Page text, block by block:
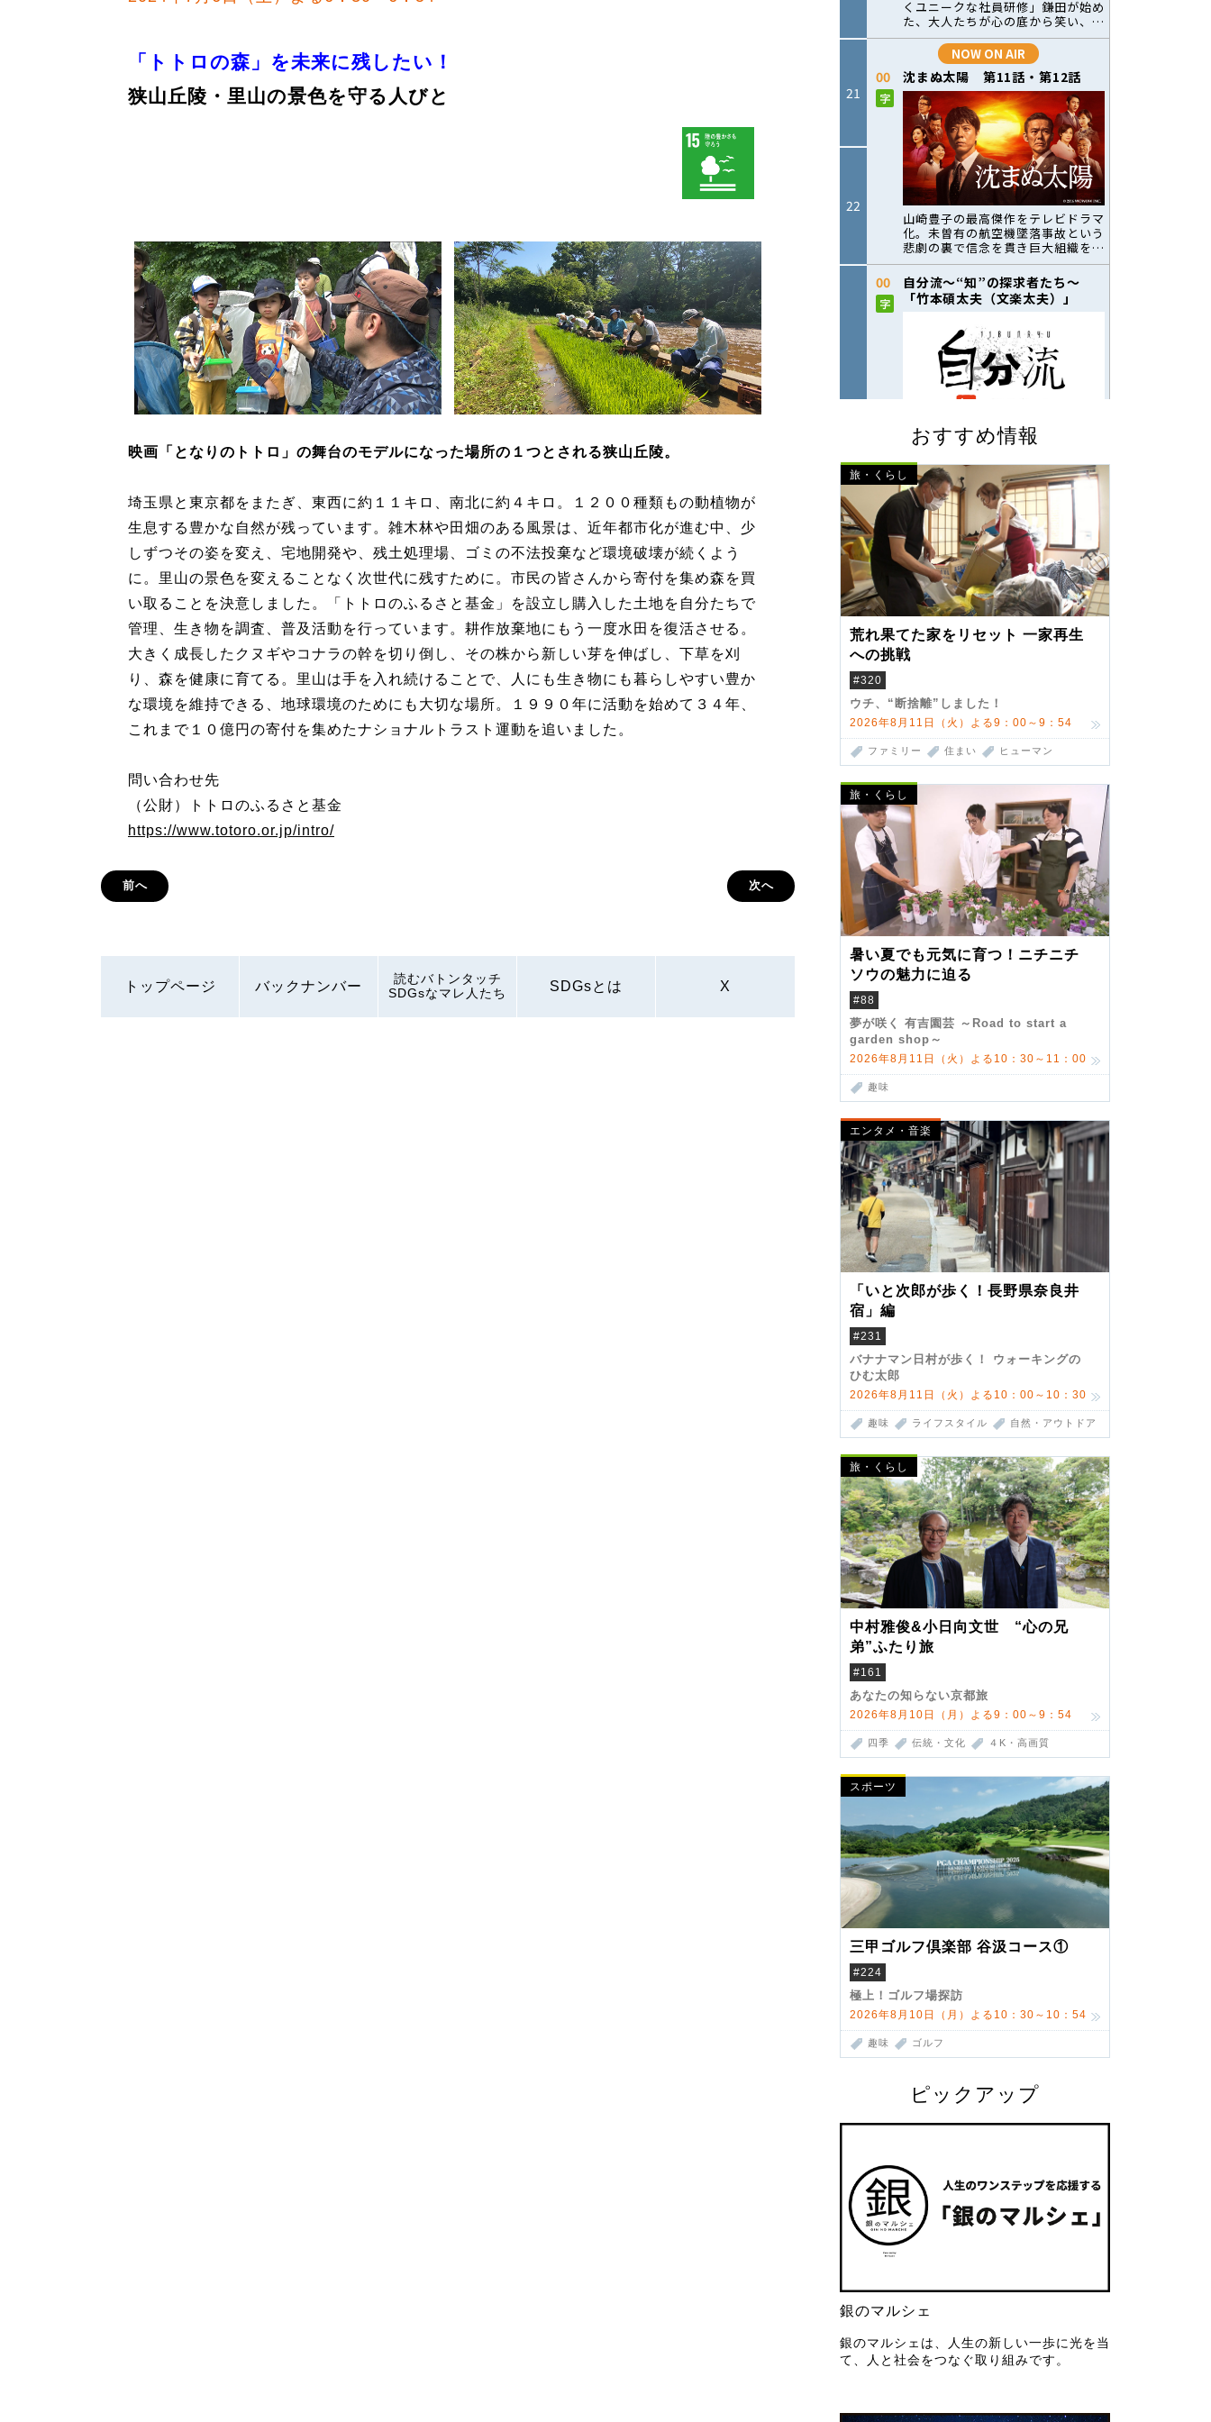
おすすめ情報
旅・くらし
荒れ果てた家をリセット 一家再生
への挑戦
#320
ウチ、“断捨離”しました！
2026年8月11日（火）よる9：00～9：54
ファミリー 住まい ヒューマン
旅・くらし
暑い夏でも元気に育つ！ニチニチ
ソウの魅力に迫る
#88
夢が咲く 有吉園芸 ～Road to start a
garden shop～
2026年8月11日（火）よる10：30～11：00
趣味
エンタメ・音楽
「いと次郎が歩く！長野県奈良井
宿」編
#231
バナナマン日村が歩く！ ウォーキングの
ひむ太郎
2026年8月11日（火）よる10：00～10：30
趣味 ライフスタイル 自然・アウトドア
旅・くらし
中村雅俊&小日向文世 “心の兄
弟”ふたり旅
#161
あなたの知らない京都旅
2026年8月10日（月）よる9：00～9：54
四季 伝統・文化 ４K・高画質
スポーツ
三甲ゴルフ倶楽部 谷汲コース①
#224
極上！ゴルフ場探訪
2026年8月10日（月）よる10：30～10：54
趣味 ゴルフ
ピックアップ
銀のマルシェ
銀のマルシェは、人生の新しい一歩に光を当
て、人と社会をつなぐ取り組みです。
「トトロの森」を未来に残したい！
狭山丘陵・里山の景色を守る人びと
映画「となりのトトロ」の舞台のモデルになった場所の１つとされる狭山丘陵。
埼玉県と東京都をまたぎ、東西に約１１キロ、南北に約４キロ。１２００種類もの動植物が
生息する豊かな自然が残っています。雑木林や田畑のある風景は、近年都市化が進む中、少
しずつその姿を変え、宅地開発や、残土処理場、ゴミの不法投棄など環境破壊が続くよう
に。里山の景色を変えることなく次世代に残すために。市民の皆さんから寄付を集め森を買
い取ることを決意しました。「トトロのふるさと基金」を設立し購入した土地を自分たちで
管理、生き物を調査、普及活動を行っています。耕作放棄地にもう一度水田を復活させる。
大きく成長したクヌギやコナラの幹を切り倒し、その株から新しい芽を伸ばし、下草を刈
り、森を健康に育てる。里山は手を入れ続けることで、人にも生き物にも暮らしやすい豊か
な環境を維持できる、地球環境のためにも大切な場所。１９９０年に活動を始めて３４年、
これまで１０億円の寄付を集めたナショナルトラスト運動を追いました。
問い合わせ先
（公財）トトロのふるさと基金
https://www.totoro.or.jp/intro/
前へ 次へ
トップページ バックナンバー
読むバトンタッチ
SDGsなマレ人たち
SDGsとは X